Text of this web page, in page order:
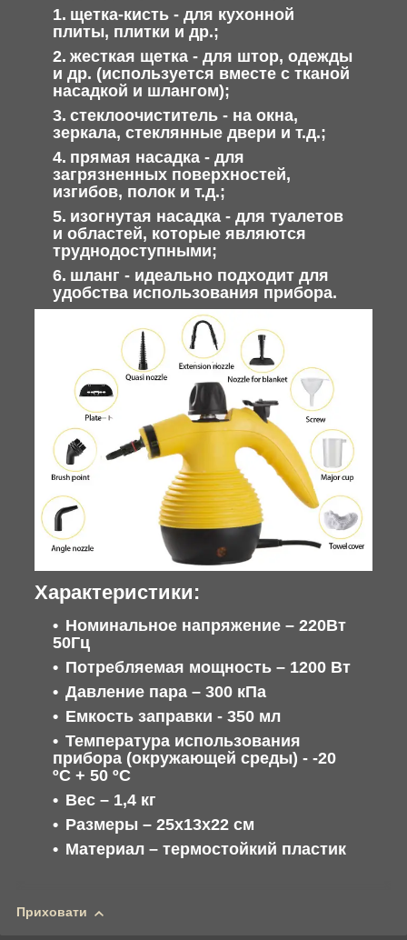
щетка-кисть - для кухонной
плиты, плитки и др.;
жесткая щетка - для штор, одежды
и др. (используется вместе с тканой
насадкой и шлангом);
стеклоочиститель - на окна,
зеркала, стеклянные двери и т.д.;
прямая насадка - для
загрязненных поверхностей,
изгибов, полок и т.д.;
изогнутая насадка - для туалетов
и областей, которые являются
труднодоступными;
шланг - идеально подходит для
удобства использования прибора.
Характеристики:
Номинальное напряжение – 220Вт
50Гц
Потребляемая мощность – 1200 Вт
Давление пара – 300 кПа
Емкость заправки - 350 мл
Температура использования
прибора (окружающей среды) - -20
ºС + 50 ºС
Вес – 1,4 кг
Размеры – 25х13х22 см
Материал – термостойкий пластик
Приховати